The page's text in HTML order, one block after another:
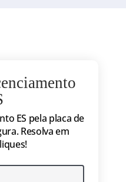
ES pela placa de
Resolva em